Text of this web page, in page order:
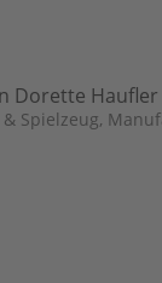
Dorette
Spielzeug,